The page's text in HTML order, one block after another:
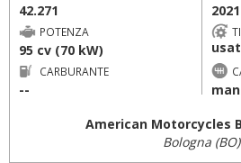
42.271
POTENZA
95 cv (70 kW)
CARBURANTE
--
American Motorcycles
Bologna (BO)